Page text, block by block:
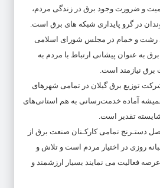
و ضرورت وجود برق در زندگی مردم،
در گرو پایداری شبکه های برق است.
رشت و خمام در مجلس شورای اسلامی
به عنوان پیشانی ارتباط با مردم به
نیازمند است.
توزیع برق گیلان در تمامی شهرهای
آماده خدمت‌رسانی به هم استانی‌های
تقدیر است.
دستـرنج تمامی کارکـنان صنعت برق از
روزی در اختیار مردم است و تلاش و
فعالیت می نمایند بسیار ارزشمند و